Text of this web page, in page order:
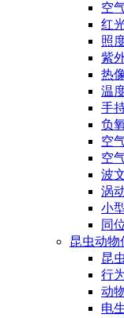
空
红
照
紫
热
温
手
负
空
空
波
涡
小
同
昆虫动物
昆
行
动
电